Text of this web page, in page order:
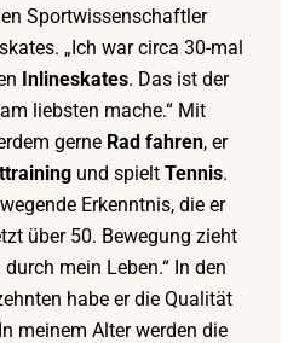
Sportwissenschaftler
„Ich war circa 30-mal
Inlineskates. Das ist der
liebsten mache.“ Mit
gerne Rad fahren, er
und spielt Tennis.
Erkenntnis, die er
über 50. Bewegung zieht
mein Leben.“ In den
habe er die Qualität
meinem Alter werden die